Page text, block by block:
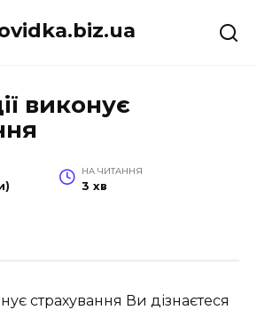
виконує
НА ЧИТАННЯ
3 хв
страхування Ви дізнаєтеся